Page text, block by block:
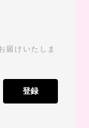
届けいたしま
登録